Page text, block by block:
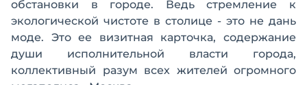
обстановки в городе. Ведь стремление к
экологической чистоте в столице - это не дань
моде. Это ее визитная карточка, содержание
души исполнительной власти города,
коллективный разум всех жителей огромного